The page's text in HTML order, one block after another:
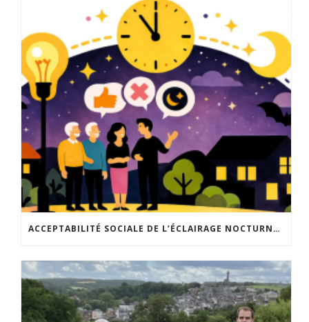
ACCEPTABILITÉ SOCIALE DE L’ÉCLAIRAGE NOCTURNE : LE REPLAY EST DISPONIBLE